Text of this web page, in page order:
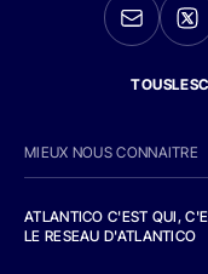
MIEUX NOUS CONNAITRE
ATLANTICO C'EST QUI,
LE RESEAU D'ATLANTICO